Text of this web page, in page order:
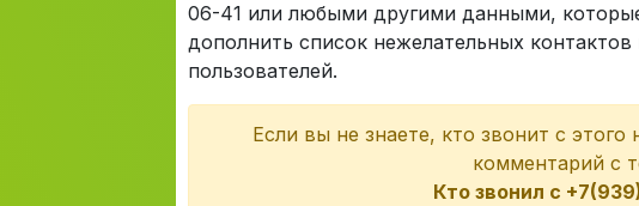
06-41 или любыми другими данными,
дополнить список нежелательных контактов
пользователей.
Если вы не знаете, кто звонит с
комментарий с
Кто звонил с